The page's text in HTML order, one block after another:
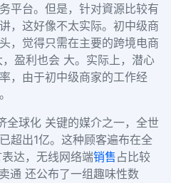
平台。但是，针对資源比较有
，这好像不太实际。初中级商
，觉得只需在主要的跨境电商
，盈利也会 大。实际上，潜心
，由于初中级商家的工作经
全球化 关键的媒介之一，全世
超出1亿。这种顾客遍布在全
达，无线网络端销售占比较
通 还公布了一组趣味性数